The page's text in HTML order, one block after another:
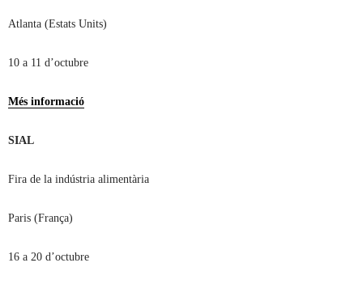
Atlanta (Estats Units)
10 a 11 d’octubre
Més informació
SIAL
Fira de la indústria alimentària
Paris (França)
16 a 20 d’octubre